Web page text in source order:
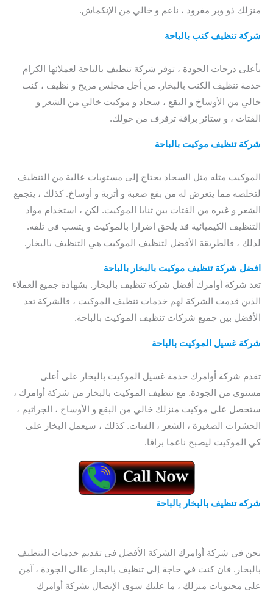
منزلك ذو وبر مفرود ، ناعم و خالي من الإنكماش.
شركة تنظيف كنب بالباحة
بأعلى درجات الجودة ، توفر شركة تنظيف بالباحة لعملائها الكرام
خدمة تنظيف الكنب بالبخار. من أجل مجلس مريح و نظيف ، كنب
خالي من الأوساخ و البقع ، سجاد و موكيت خالي من الشعر و
الفتات ، و ستائر براقة ترفرف من حولك.
شركة تنظيف موكيت بالباحة
الموكيت مثله مثل السجاد يحتاج إلى مستويات عالية من التنظيف
لتخلصه مما يتعرض له من بقع صعبة و أتربة و أوساخ. كذلك ، يتجمع
الشعر و غيره من الفتات بين ثنايا الموكيت. لكن ، استخدام مواد
التنظيف الكيميائية قد يلحق اضرارا بالموكيت و يتسب في تلفه.
لذلك ، فالطريقة الأفضل لتنظيف الموكيت هي التنظيف بالبخار.
افضل شركة تنظيف موكيت بالبخار بالباحة
تعد شركة أوامرك أفضل شركة تنظيف بالبخار. بشهادة جميع العملاء
الذين قدمت الشركة لهم خدمات تنظيف الموكيت ، فالشركة تعد
الأفضل بين جميع شركات تنظيف الموكيت بالباحة.
شركة غسيل الموكيت بالباحة
تقدم شركة أوامرك خدمة غسيل الموكيت بالبخار على أعلى
مستوى من الجودة. مع تنظيف الموكيت بالبخار من شركة أوامرك ،
ستحصل على موكيت منزلك خالي من البقع و الأوساخ ، الجراثيم ،
الحشرات الصغيرة ، الشعر ، الفتات. كذلك ، سيعمل البخار على
كي الموكيت ليصبح ناعما براقا.
شركه تنظيف بالبخار بالباحة
نحن في شركة أوامرك الشركة الأفضل في تقديم خدمات التنظيف
بالبخار. فان كنت في حاجة إلى تنظيف بالبخار عالى الجودة ، آمن
على محتويات منزلك ، ما عليك سوى الإتصال بشركة أوامرك